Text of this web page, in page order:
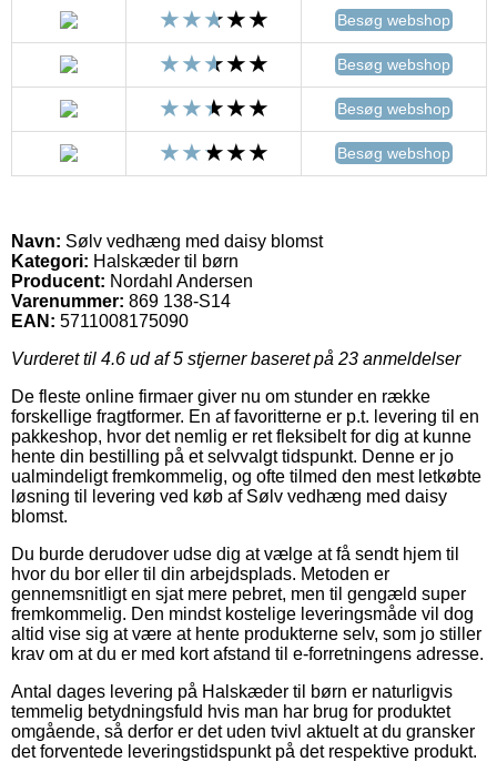
Besøg webshop
Besøg webshop
Besøg webshop
Besøg webshop
Navn: Sølv vedhæng med daisy blomst
Kategori: Halskæder til børn
Producent: Nordahl Andersen
Varenummer: 869 138-S14
EAN: 5711008175090
Vurderet til 4.6 ud af 5 stjerner baseret på 23 anmeldelser
De fleste online firmaer giver nu om stunder en række
forskellige fragtformer. En af favoritterne er p.t. levering til en
pakkeshop, hvor det nemlig er ret fleksibelt for dig at kunne
hente din bestilling på et selvvalgt tidspunkt. Denne er jo
ualmindeligt fremkommelig, og ofte tilmed den mest letkøbte
løsning til levering ved køb af Sølv vedhæng med daisy
blomst.
Du burde derudover udse dig at vælge at få sendt hjem til
hvor du bor eller til din arbejdsplads. Metoden er
gennemsnitligt en sjat mere pebret, men til gengæld super
fremkommelig. Den mindst kostelige leveringsmåde vil dog
altid vise sig at være at hente produkterne selv, som jo stiller
krav om at du er med kort afstand til e-forretningens adresse.
Antal dages levering på Halskæder til børn er naturligvis
temmelig betydningsfuld hvis man har brug for produktet
omgående, så derfor er det uden tvivl aktuelt at du gransker
det forventede leveringstidspunkt på det respektive produkt.